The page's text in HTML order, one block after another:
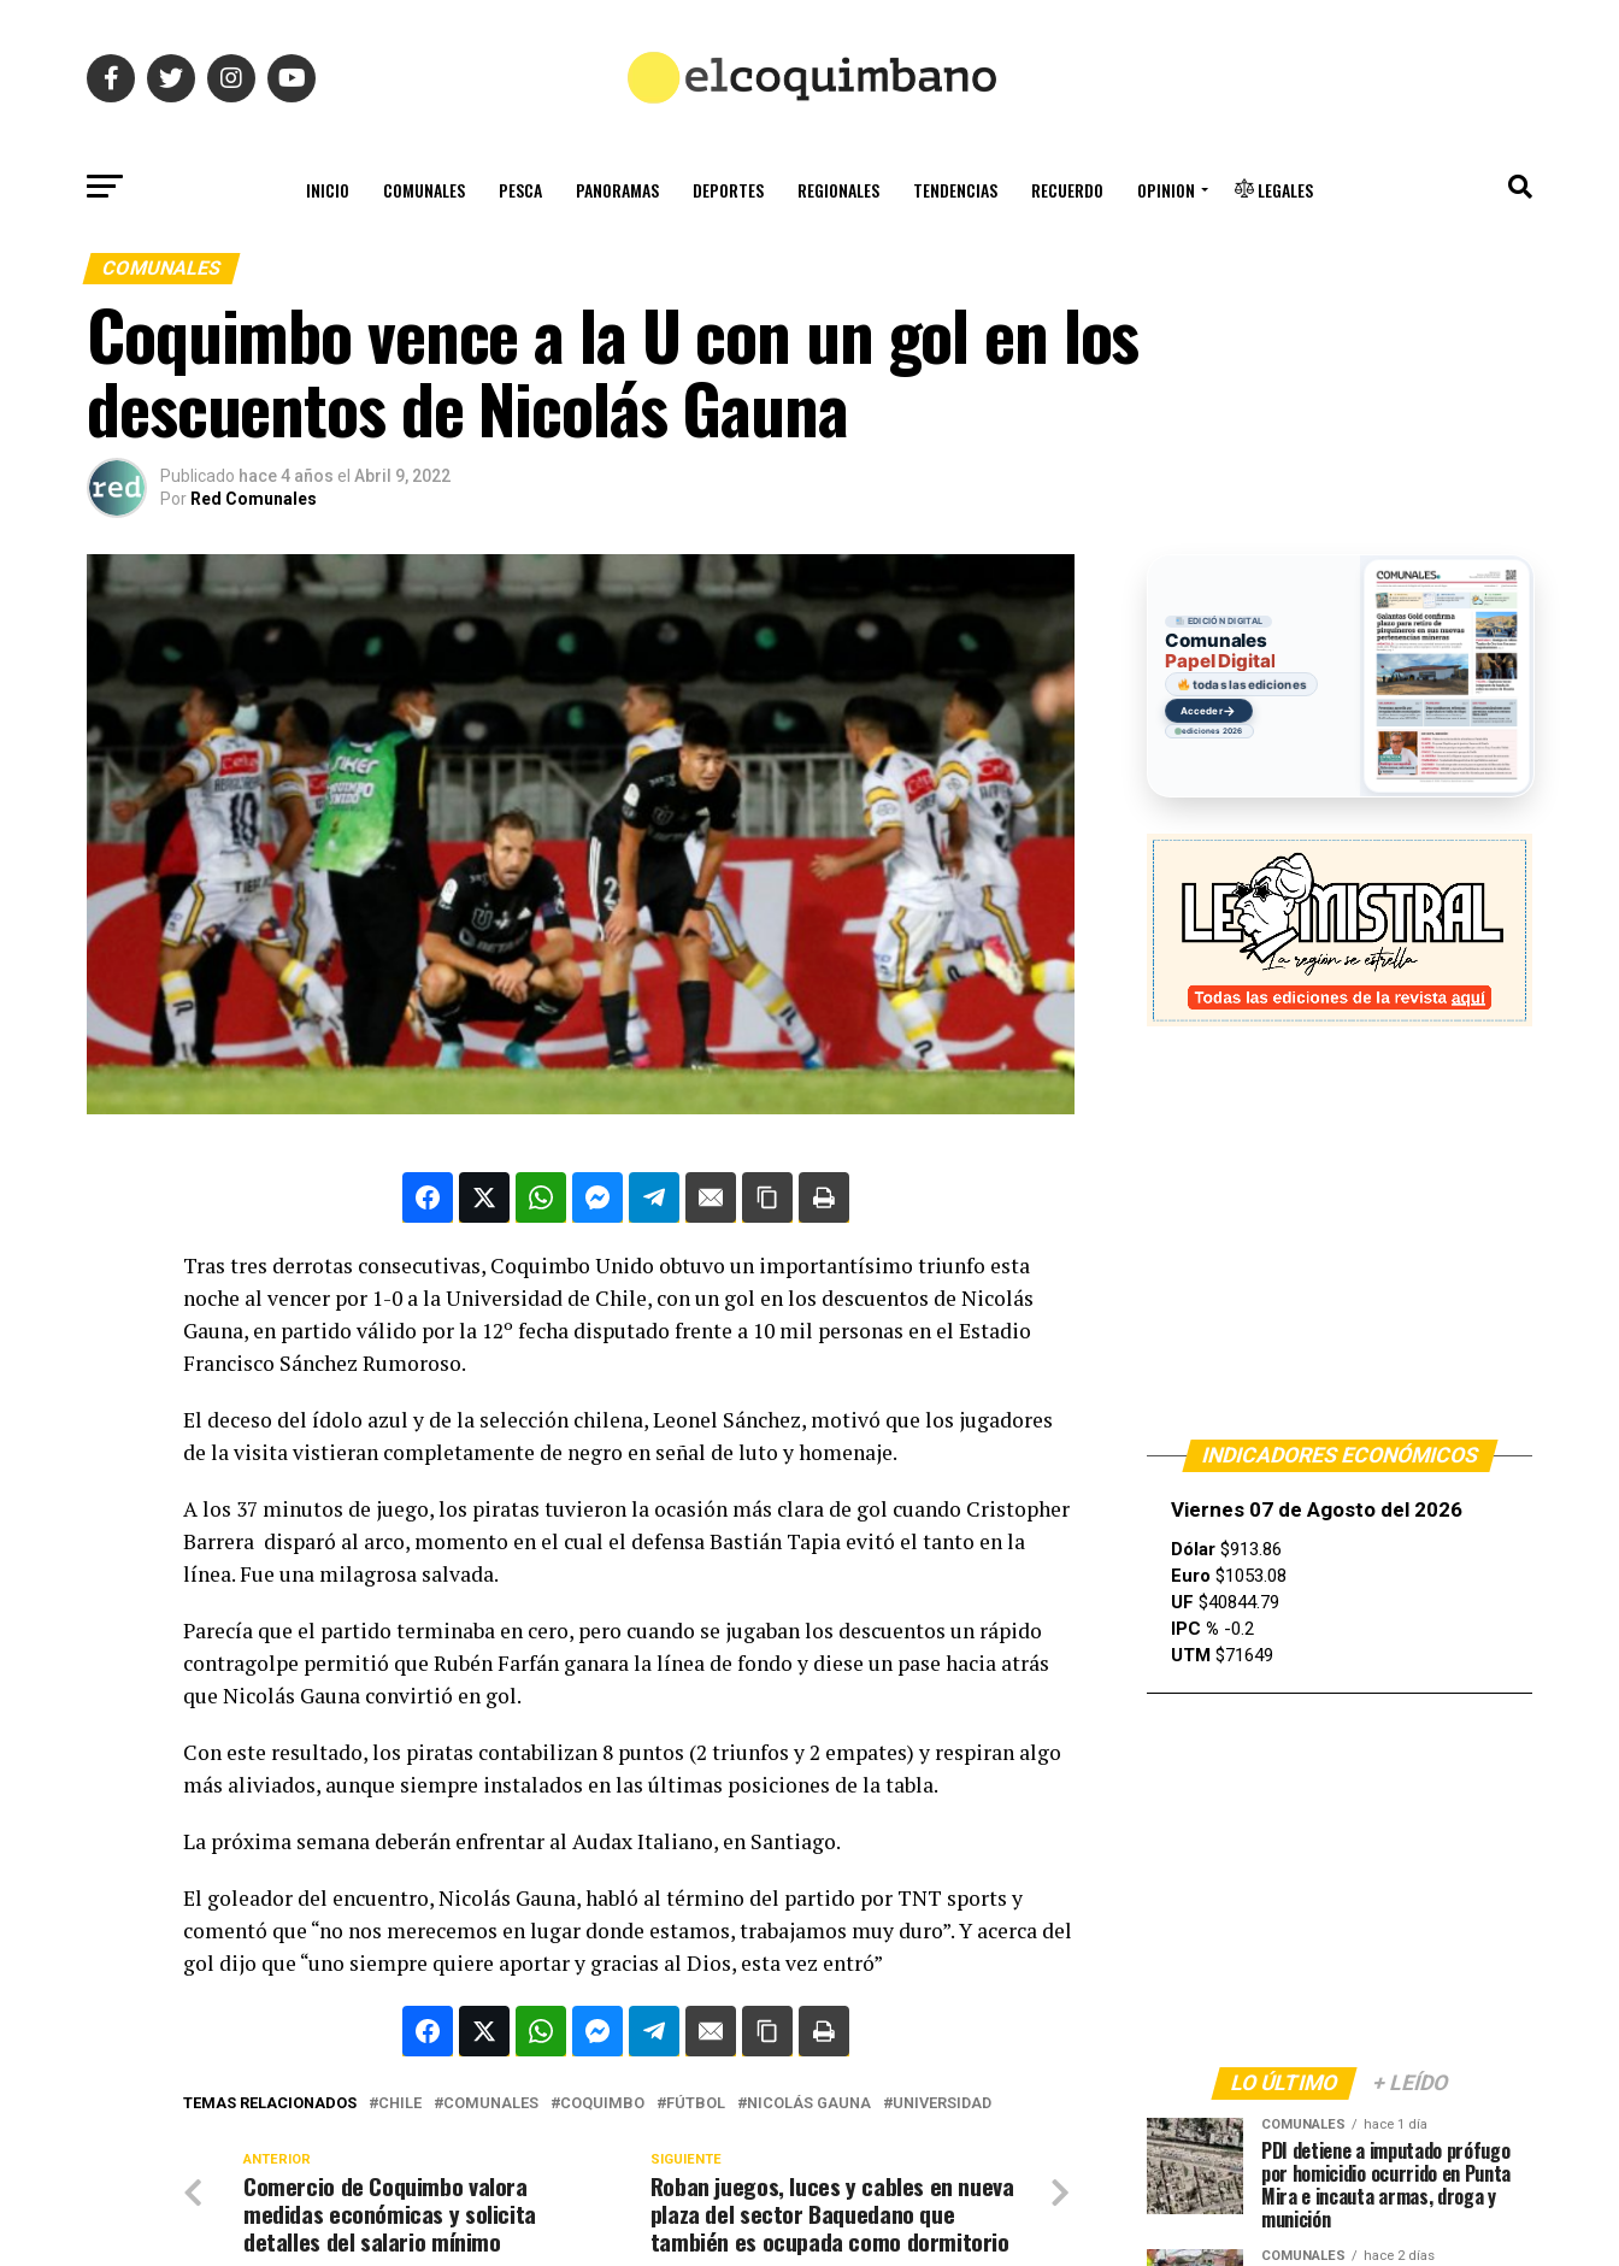
INICIO COMUNALES PESCA PANORAMAS DEPORTES REGIONALES TENDENCIAS RECUERDO OPINION LEGALES
COMUNALES
Coquimbo vence a la U con un gol en los
descuentos de Nicolás Gauna
Publicado hace 4 años el Abril 9, 2022
Por Red Comunales
Tras tres derrotas consecutivas, Coquimbo Unido obtuvo un importantísimo triunfo esta
noche al vencer por 1-0 a la Universidad de Chile, con un gol en los descuentos de Nicolás
Gauna, en partido válido por la 12º fecha disputado frente a 10 mil personas en el Estadio
Francisco Sánchez Rumoroso.
El deceso del ídolo azul y de la selección chilena, Leonel Sánchez, motivó que los jugadores
de la visita vistieran completamente de negro en señal de luto y homenaje.
A los 37 minutos de juego, los piratas tuvieron la ocasión más clara de gol cuando Cristopher
Barrera disparó al arco, momento en el cual el defensa Bastián Tapia evitó el tanto en la
línea. Fue una milagrosa salvada.
Parecía que el partido terminaba en cero, pero cuando se jugaban los descuentos un rápido
contragolpe permitió que Rubén Farfán ganara la línea de fondo y diese un pase hacia atrás
que Nicolás Gauna convirtió en gol.
Con este resultado, los piratas contabilizan 8 puntos (2 triunfos y 2 empates) y respiran algo
más aliviados, aunque siempre instalados en las últimas posiciones de la tabla.
La próxima semana deberán enfrentar al Audax Italiano, en Santiago.
El goleador del encuentro, Nicolás Gauna, habló al término del partido por TNT sports y
comentó que “no nos merecemos en lugar donde estamos, trabajamos muy duro”. Y acerca del
gol dijo que “uno siempre quiere aportar y gracias al Dios, esta vez entró”
TEMAS RELACIONADOS CHILE COMUNALES COQUIMBO FÚTBOL NICOLÁS GAUNA UNIVERSIDAD
SIGUIENTE
Roban juegos, luces y cables en nueva
plaza del sector Baquedano que
también es ocupada como dormitorio
ANTERIOR
Comercio de Coquimbo valora
medidas económicas y solicita
detalles del salario mínimo
EDICIÓN DIGITAL
Comunales
Papel Digital
todas las ediciones
Acceder→
ediciones 2026
INDICADORES ECONÓMICOS
Viernes 07 de Agosto del 2026
Dólar $913.86
Euro $1053.08
UF $40844.79
IPC % -0.2
UTM $71649
LO ÚLTIMO + LEÍDO
COMUNALES hace 1 día
PDI detiene a imputado prófugo
por homicidio ocurrido en Punta
Mira e incauta armas, droga y
munición
COMUNALES hace 2 días